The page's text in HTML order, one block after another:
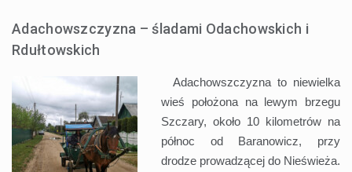
Adachowszczyzna – śladami Odachowskich i
Rdułtowskich
Adachowszczyzna to niewielka
wieś położona na lewym brzegu
Szczary, około 10 kilometrów na
północ od Baranowicz, przy
drodze prowadzącej do Nieświeża.